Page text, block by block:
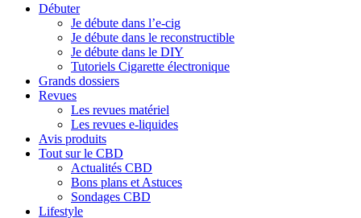
Débuter
Je débute dans l’e-cig
Je débute dans le reconstructible
Je débute dans le DIY
Tutoriels Cigarette électronique
Grands dossiers
Revues
Les revues matériel
Les revues e-liquides
Avis produits
Tout sur le CBD
Actualités CBD
Bons plans et Astuces
Sondages CBD
Lifestyle